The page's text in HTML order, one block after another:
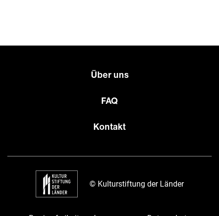
Über uns
FAQ
Kontakt
© Kulturstiftung der Länder